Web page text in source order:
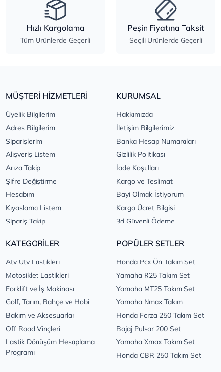
Hızlı Kargolama
Tüm Ürünlerde Geçerli
Peşin Fiyatına Taksit
Seçili Ürünlerde Geçerli
MÜŞTERİ HİZMETLERİ
Üyelik Bilgilerim
Adres Bilgilerim
Siparişlerim
Alışveriş Listem
Arıza Takip
Şifre Değiştirme
Hesabım
Kıyaslama Listem
Sipariş Takip
KURUMSAL
Hakkımızda
İletişim Bilgilerimiz
Banka Hesap Numaraları
Gizlilik Politikası
İade Koşulları
Kargo ve Teslimat
Bayi Olmak İstiyorum
Kargo Ücret Bilgisi
3d Güvenli Ödeme
KATEGORİLER
Atv Utv Lastikleri
Motosiklet Lastikleri
Forklift ve İş Makinası
Golf, Tarım, Bahçe ve Hobi
Bakım ve Aksesuarlar
Off Road Vinçleri
Lastik Dönüşüm Hesaplama
Programı
POPÜLER SETLER
Honda Pcx Ön Takım Set
Yamaha R25 Takım Set
Yamaha MT25 Takım Set
Yamaha Nmax Takım
Honda Forza 250 Takım Set
Bajaj Pulsar 200 Set
Yamaha Xmax Takım Set
Honda CBR 250 Takım Set